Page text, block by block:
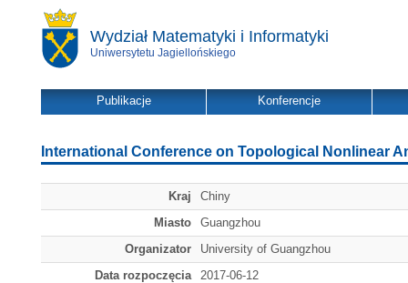
Wydział Matematyki i Informatyki
Uniwersytetu Jagiellońskiego
Publikacje Konferencje
International Conference on Topological Nonlinear
Kraj
Chiny
Miasto
Guangzhou
Organizator
University of Guangzhou
Data rozpoczęcia
2017-06-12